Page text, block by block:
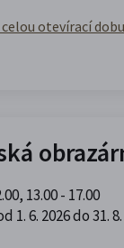
otevírací dobu
, 13.00 - 17.00
1. 6. 2026 do 31.